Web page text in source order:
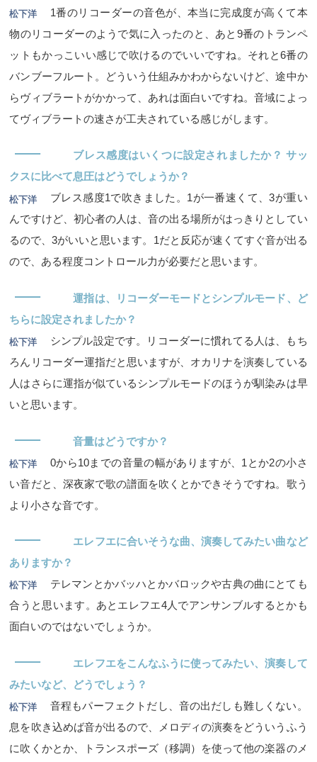
松下洋
1番のリコーダーの音色が、本当に完成度が高くて本
物のリコーダーのようで気に入ったのと、あと9番のトランペ
ットもかっこいい感じで吹けるのでいいですね。それと6番の
バンブーフルート。どういう仕組みかわからないけど、途中か
らヴィブラートがかかって、あれは面白いですね。音域によっ
てヴィブラートの速さが工夫されている感じがします。
―
ブレス感度はいくつに設定されましたか？ サッ
クスに比べて息圧はどうでしょうか？
松下洋
ブレス感度1で吹きました。1が一番速くて、3が重い
んですけど、初心者の人は、音の出る場所がはっきりとしてい
るので、3がいいと思います。1だと反応が速くてすぐ音が出る
ので、ある程度コントロール力が必要だと思います。
―
運指は、リコーダーモードとシンプルモード、ど
ちらに設定されましたか？
松下洋
シンプル設定です。リコーダーに慣れてる人は、もち
ろんリコーダー運指だと思いますが、オカリナを演奏している
人はさらに運指が似ているシンプルモードのほうが馴染みは早
いと思います。
― 音量はどうですか？
松下洋
0から10までの音量の幅がありますが、1とか2の小さ
い音だと、深夜家で歌の譜面を吹くとかできそうですね。歌う
より小さな音です。
―
エレフエに合いそうな曲、演奏してみたい曲など
ありますか？
松下洋
テレマンとかバッハとかバロックや古典の曲にとても
合うと思います。あとエレフエ4人でアンサンブルするとかも
面白いのではないでしょうか。
―
エレフエをこんなふうに使ってみたい、演奏して
みたいなど、どうでしょう？
松下洋
音程もパーフェクトだし、音の出だしも難しくない。
息を吹き込めば音が出るので、メロディの演奏をどういうふう
に吹くかとか、トランスポーズ（移調）を使って他の楽器のメ